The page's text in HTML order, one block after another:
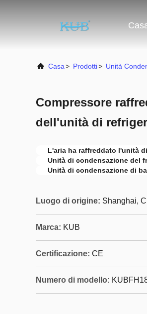
Casa> Prodotti> Unità
Compressore
dell'unità di
L'aria ha raffreddato l'unità
Unità di condensazione del
Unità di condensazione di
Luogo di origine: Shanghai,
Marca: KUB
Certificazione: CE
Numero di modello: